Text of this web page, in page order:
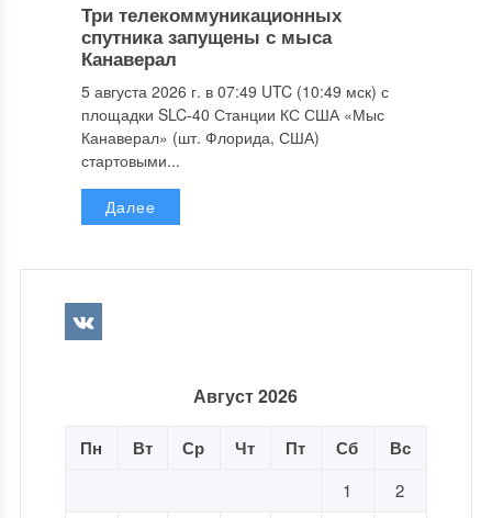
Три телекоммуникационных
спутника запущены с мыса
Канаверал
5 августа 2026 г. в 07:49 UTC (10:49 мск) с
площадки SLC-40 Станции КС США «Мыс
Канаверал» (шт. Флорида, США)
стартовыми...
Далее
Август 2026
Пн Вт Ср Чт Пт Сб Вс
1
2